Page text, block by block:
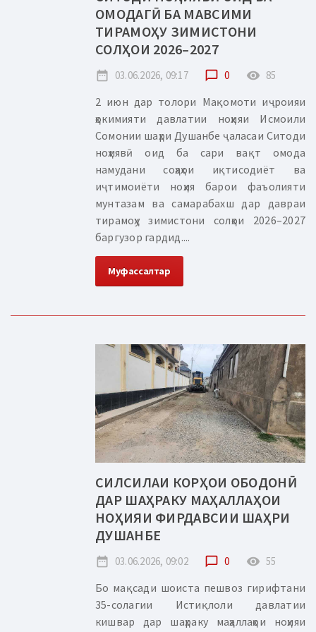
ОМОДАГӢ БА МАВСИМИ
ТИРАМОҲУ ЗИМИСТОНИ
СОЛҲОИ 2026–2027
date_range 03.06.2026, 09:17 chat_bubble_outline 0 remove_red_eye 85
2 июн дар толори Мақомоти иҷроияи
ҳокимияти давлатии ноҳияи Исмоили
Сомонии шаҳри Душанбе ҷаласаи Ситоди
ноҳиявӣ оид ба сари вақт омода
намудани соҳаҳои иқтисодиёт ва
иҷтимоиёти ноҳия барои фаъолияти
мунтазам ва самарабахш дар давраи
тирамоҳу зимистони солҳои 2026–2027
баргузор гардид....
Муфассалтар
СИЛСИЛАИ КОРҲОИ ОБОДОНӢ
ДАР ШАҲРАКУ МАҲАЛЛАҲОИ
НОҲИЯИ ФИРДАВСИИ ШАҲРИ
ДУШАНБЕ
date_range 03.06.2026, 09:02 chat_bubble_outline 0 remove_red_eye 55
Бо мақсади шоиста пешвоз гирифтани
35-солагии Истиқлоли давлатии
кишвар дар шаҳраку маҳаллаҳои ноҳияи